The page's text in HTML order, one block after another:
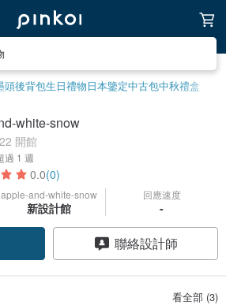
頭後背包生日禮物日本鑒定中古包中秋禮盒
white-snow
開館
過 1 週
0.0(0)
apple-and-white-snow
新設計館
回應速度
-
聯絡設計師
看全部 (3)